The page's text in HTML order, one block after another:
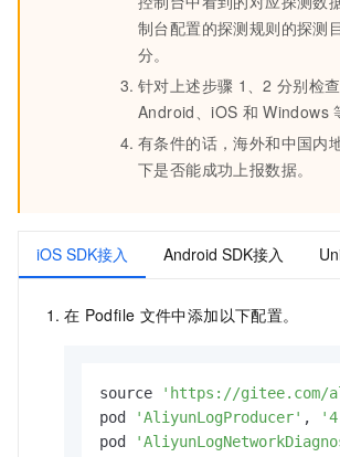
制台配置的探测规则的探测
分。
针对上述步骤 1、2 分别检
Android、iOS 和 Windows
有条件的话，海外和中国内
下是否能成功上报数据。
iOS SDK接入 Android SDK接入
在 Podfile 文件中添加以下配置。
source
'https://gitee.com/
pod
'AliyunLogProducer' ,
pod